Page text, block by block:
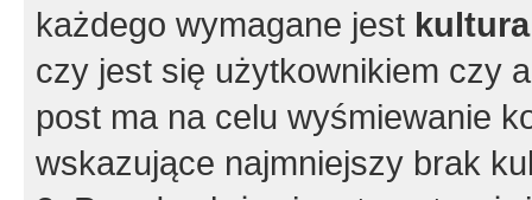
każdego wymagane jest
czy jest się użytkownikiem czy
post ma na celu wyśmiewanie
wskazujące najmniejszy brak